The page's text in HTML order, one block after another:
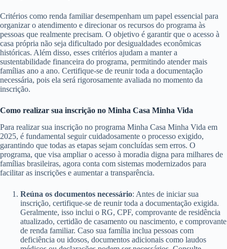
Critérios como renda familiar desempenham um papel essencial para
organizar o atendimento e direcionar os recursos do programa às
pessoas que realmente precisam. O objetivo é garantir que o acesso à
casa própria não seja dificultado por desigualdades econômicas
históricas. Além disso, esses critérios ajudam a manter a
sustentabilidade financeira do programa, permitindo atender mais
famílias ano a ano. Certifique-se de reunir toda a documentação
necessária, pois ela será rigorosamente avaliada no momento da
inscrição.
Como realizar sua inscrição no Minha Casa Minha Vida
Para realizar sua inscrição no programa Minha Casa Minha Vida em
2025, é fundamental seguir cuidadosamente o processo exigido,
garantindo que todas as etapas sejam concluídas sem erros. O
programa, que visa ampliar o acesso à moradia digna para milhares de
famílias brasileiras, agora conta com sistemas modernizados para
facilitar as inscrições e aumentar a transparência.
Reúna os documentos necessário: Antes de iniciar sua
inscrição, certifique-se de reunir toda a documentação exigida.
Geralmente, isso inclui o RG, CPF, comprovante de residência
atualizado, certidão de casamento ou nascimento, e comprovante
de renda familiar. Caso sua família inclua pessoas com
deficiência ou idosos, documentos adicionais como laudos